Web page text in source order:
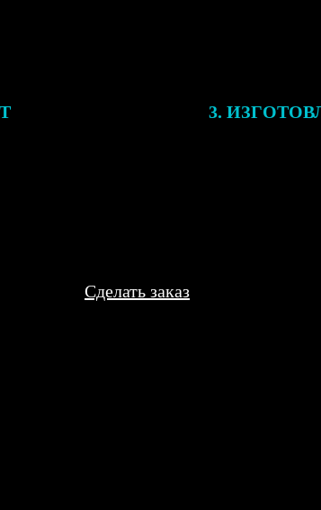
3.
Сделать заказ
и сделала фотокнигу о путешествии.